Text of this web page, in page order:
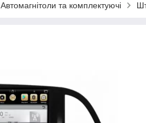
Автомагнітоли та комплектуючі